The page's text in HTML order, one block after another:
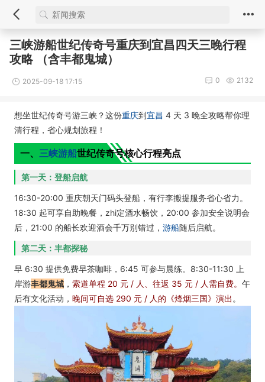
三峡游船世纪传奇号重庆到宜昌四天三晚行程
攻略 （含丰都鬼城）
2025-09-18 17:15 2132
0
想坐世纪传奇号游三峡？这份重庆到宜昌 4 天 3 晚全攻略帮你理
清行程，省心规划旅程！
一、 三峡游船世纪传奇号核心行程亮点
第一天：登船启航
16:30-20:00 重庆朝天门码头登船，有行李搬提服务省心省力。
18:30 起可享自助晚餐，zhi定酒水畅饮，20:00 参加安全说明会
后，21:00 的船长欢迎酒会千万别错过， 游船随后启航。
第二天：丰都探秘
早 6:30 提供免费早茶咖啡，6:45 可参与晨练。8:30-11:30 上
岸游丰都鬼城 ， 索道单程 20 元 / 人、往返 35 元 / 人需自费。 午
后有文化活动， 晚间可自选 290 元 / 人的《烽烟三国》演出 。